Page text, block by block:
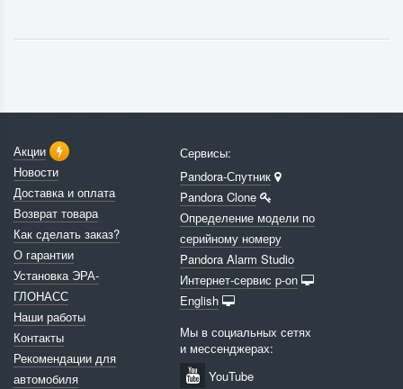
Акции
Новости
Доставка и оплата
Возврат товара
Как сделать заказ?
О гарантии
Установка ЭРА-
ГЛОНАСС
Наши работы
Контакты
Рекомендации для
автомобиля
Сервисы:
Pandora-Спутник
Pandora Clone
Определение модели по
серийному номеру
Pandora Alarm Studio
Интернет-сервис p-on
English
Мы в социальных сетях
и мессенджерах:
YouTube